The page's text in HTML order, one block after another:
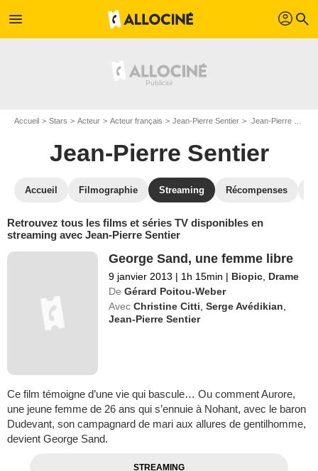
menu profil search
Accueil Stars Acteur Acteur français Jean-Pierre Sentier Jean-Pierre Sentier : Films et séries online
Jean-Pierre Sentier
Accueil Filmographie Streaming Récompenses
Retrouvez tous les films et séries TV disponibles en
streaming avec Jean-Pierre Sentier
George Sand, une femme libre
9 janvier 2013 | 1h 15min | Biopic Drame
De Gérard Poitou-Weber
Avec Christine Citti ,Serge Avédikian
Jean-Pierre Sentier
Ce film témoigne d’une vie qui bascule… Ou comment Aurore,
une jeune femme de 26 ans qui s’ennuie à Nohant, avec le baron
Dudevant, son campagnard de mari aux allures de gentilhomme,
devient George Sand.
STREAMING